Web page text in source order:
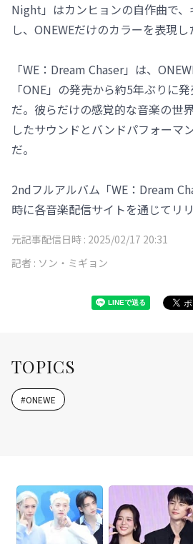
Night」はカンヒョンの自作曲で
し、ONEWEだけのカラーを表現し
「WE：Dream Chaser」は、
「ONE」の発売から約5年ぶりに
だ。彼らだけの感覚的な音楽の世
したサウンドとバンドパフォーマ
だ。
2ndフルアルバム「WE：Dream
時に各音楽配信サイトを通じてリ
元記事配信日時 : 2025/02/17 20:31
記者 : ソン・ミギョン
TOPICS
#ONEWE